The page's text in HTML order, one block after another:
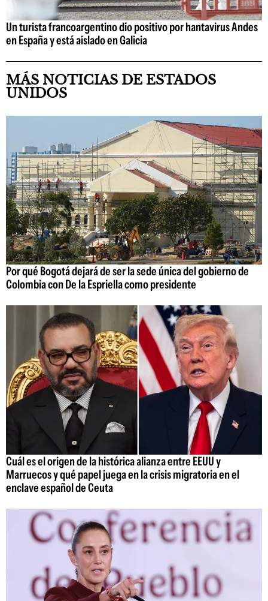
Un turista francoargentino dio positivo por hantavirus Andes
en España y está aislado en Galicia
MÁS NOTICIAS DE ESTADOS
UNIDOS
Por qué Bogotá dejará de ser la sede única del gobierno de
Colombia con De la Espriella como presidente
Cuál es el origen de la histórica alianza entre EEUU y
Marruecos y qué papel juega en la crisis migratoria en el
enclave español de Ceuta